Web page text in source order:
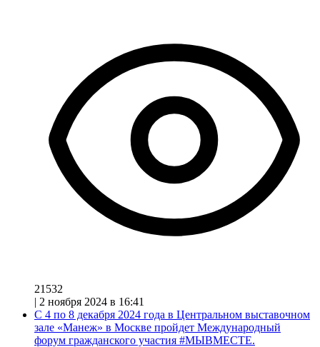
21532
| 2 ноября 2024 в 16:41
С 4 по 8 декабря 2024 года в Центральном выставочном
зале «Манеж» в Москве пройдет Международный
форум гражданского участия #МЫВМЕСТЕ.